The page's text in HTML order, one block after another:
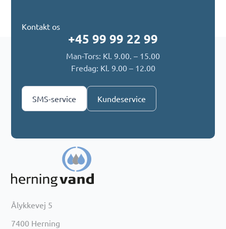
Kontakt os
+45 99 99 22 99
Man-Tors: Kl. 9.00. – 15.00
Fredag: Kl. 9.00 – 12.00
SMS-service Kundeservice
Ålykkevej 5
7400 Herning